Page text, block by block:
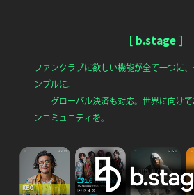
[ b.stage ]
ファンクラブに欲しい機能が全て一つに
ンプルに。
グローバル決済も対応。世界に向けて
ンコミュニティを。